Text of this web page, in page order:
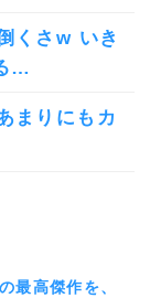
くさw いき
…
まりにもカ
最高傑作を、